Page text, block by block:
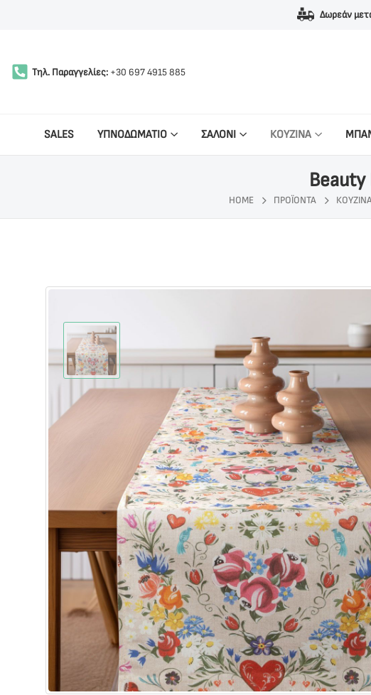
Δωρεάν
Τηλ. Παραγγελίες: +30 697 4915 885
SALES ΥΠΝΟΔΩΜΑΤΙΟ ΣΑΛΟΝΙ ΚΟΥΖΙΝΑ
HOME ΠΡΟΪΌΝΤΑ